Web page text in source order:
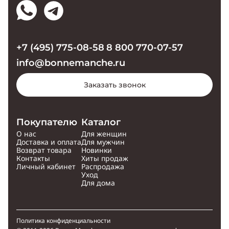
Покупателю
О нас
Доставка и оплата
Возврат товара
Контакты
Личный кабинет
Каталог
Для женщин
Для мужчин
Новинки
Хиты продаж
Распродажа
Уход
Для дома
+7 (495) 775-08-58 8 800 770-07-57
info@bonnemanche.ru
Заказать звонок
Политика конфиденциальности